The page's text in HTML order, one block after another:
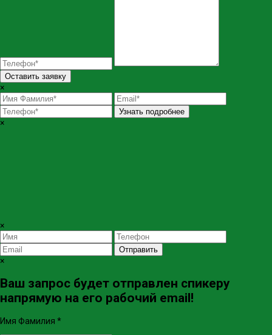
Оставить заявку
×
Узнать подробнее
×
×
Отправить
×
Ваш запрос будет отправлен спикеру
напрямую на его рабочий email!
Имя Фамилия *